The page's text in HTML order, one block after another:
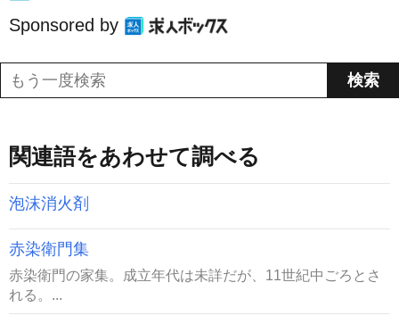
Sponsored by
関連語をあわせて調べる
泡沫消火剤
赤染衛門集
赤染衛門の家集。成立年代は未詳だが、11世紀中ごろとさ
れる。...